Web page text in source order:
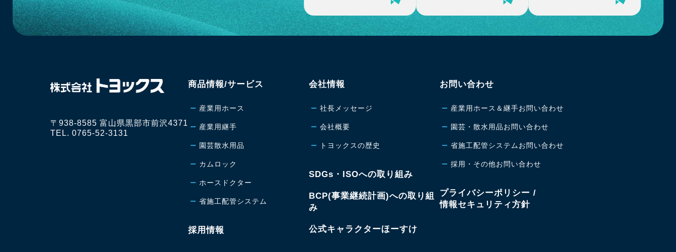
2024.09.26
改正食品衛生法（PL制度）への対応について
食品用ローラポンプチューブ エコフーズPVＣ発売
続報 令和6年 能登半島地震の影響について
〒938-8585 富山県黒部市前沢4371
TEL. 0765-52-3131
商品情報/サービス
産業用ホース
産業用継手
園芸散水用品
カムロック
ホースドクター
省施工配管システム
採用情報
会社情報
社長メッセージ
会社概要
トヨックスの歴史
SDGs・ISOへの取り組み
BCP(事業継続計画)への取り組
み
公式キャラクターほーすけ
お問い合わせ
産業用ホース＆継手お問い合わせ
園芸・散水用品お問い合わせ
省施工配管システムお問い合わせ
採用・その他お問い合わせ
プライバシーポリシー /
情報セキュリティ方針